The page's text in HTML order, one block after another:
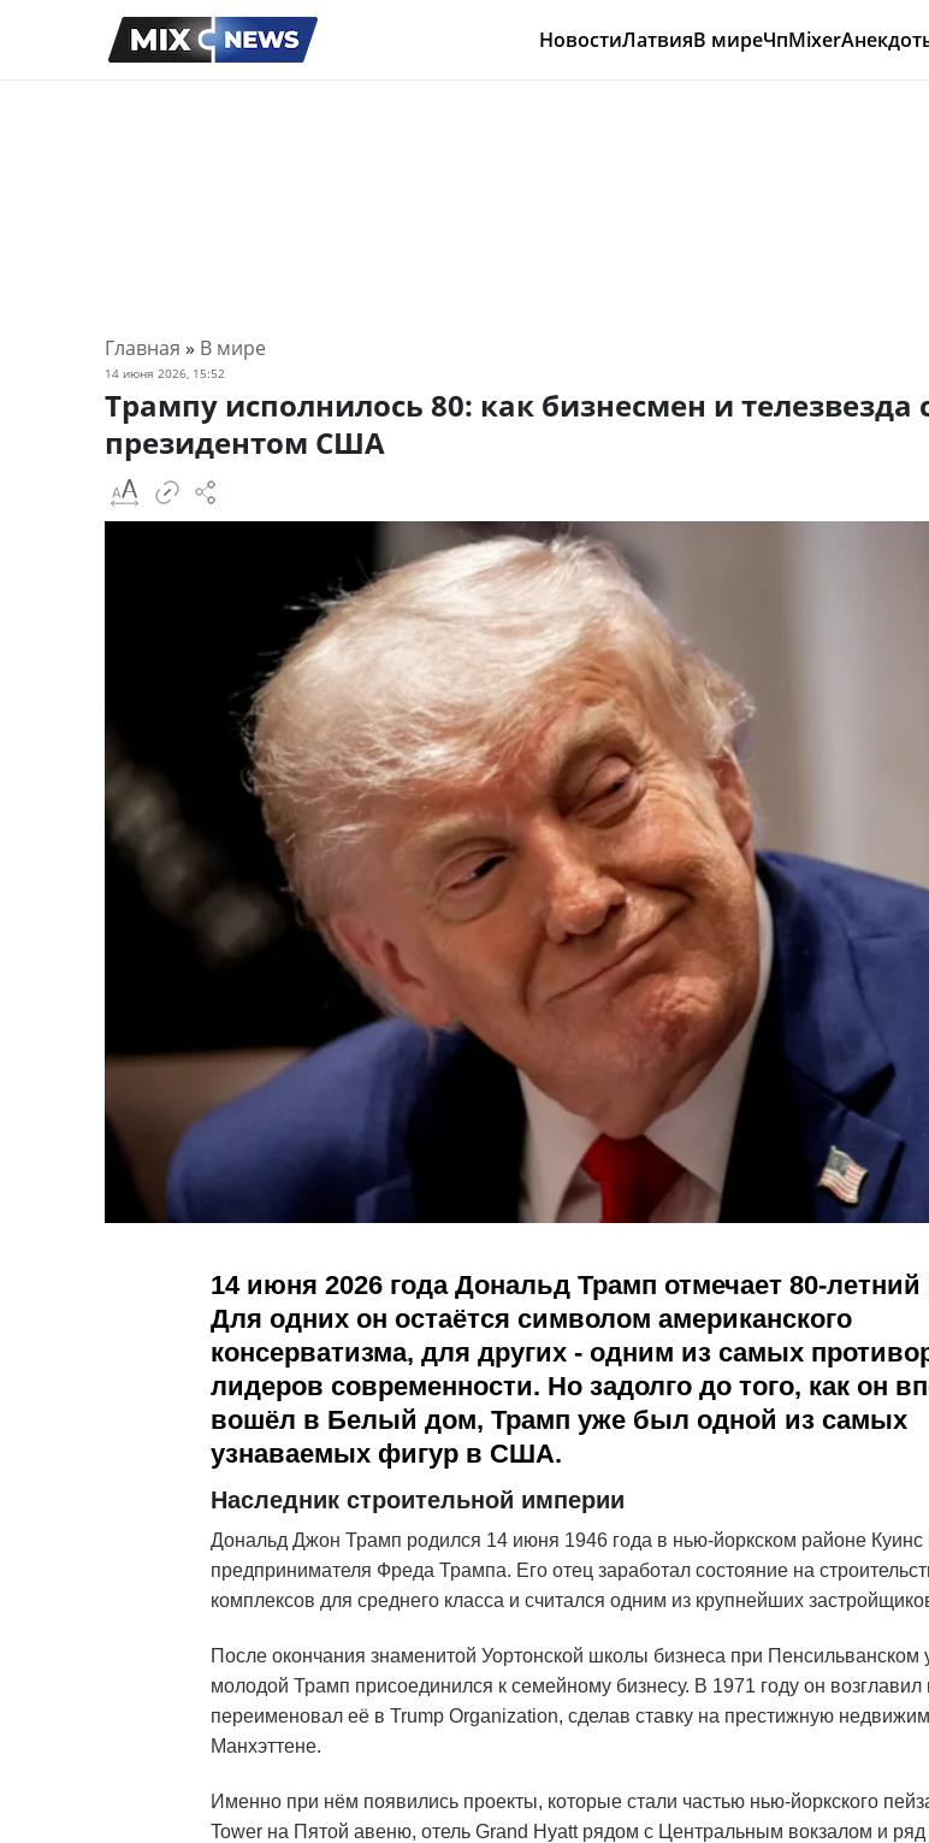
НовостиЛатвияВ миреЧпMixer
Главная » В мире
14 июня 2026, 15:52
Трампу исполнилось 80: как бизнесмен и телезвезда
президентом США
14 июня 2026 года Дональд Трамп отмечает 80-
Для одних он остаётся символом американского
консерватизма, для других - одним из самых
лидеров современности. Но задолго до того, как он
вошёл в Белый дом, Трамп уже был одной из самых
узнаваемых фигур в США.
Наследник строительной империи
Дональд Джон Трамп родился 14 июня 1946 года в нью-йоркском районе Куинс
предпринимателя Фреда Трампа. Его отец заработал состояние на
комплексов для среднего класса и считался одним из крупнейших
После окончания знаменитой Уортонской школы бизнеса при Пенсильванском
молодой Трамп присоединился к семейному бизнесу. В 1971 году он
переименовал её в Trump Organization, сделав ставку на престижную
Манхэттене.
Именно при нём появились проекты, которые стали частью нью-йоркского
Tower на Пятой авеню, отель Grand Hyatt рядом с Центральным вокзалом и ряд